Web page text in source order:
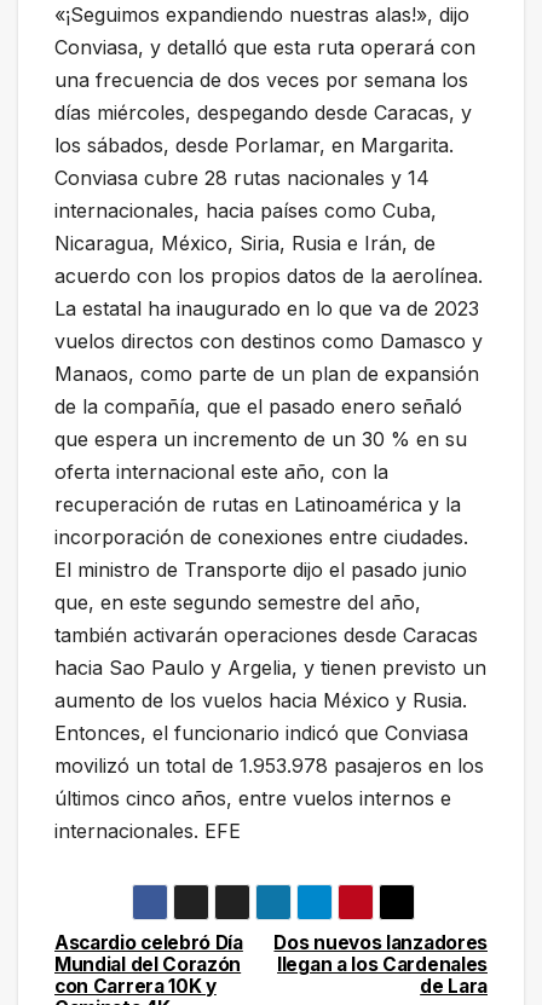
«¡Seguimos expandiendo nuestras alas!», dijo
Conviasa, y detalló que esta ruta operará con
una frecuencia de dos veces por semana los
días miércoles, despegando desde Caracas, y
los sábados, desde Porlamar, en Margarita.
Conviasa cubre 28 rutas nacionales y 14
internacionales, hacia países como Cuba,
Nicaragua, México, Siria, Rusia e Irán, de
acuerdo con los propios datos de la aerolínea.
La estatal ha inaugurado en lo que va de 2023
vuelos directos con destinos como Damasco y
Manaos, como parte de un plan de expansión
de la compañía, que el pasado enero señaló
que espera un incremento de un 30 % en su
oferta internacional este año, con la
recuperación de rutas en Latinoamérica y la
incorporación de conexiones entre ciudades.
El ministro de Transporte dijo el pasado junio
que, en este segundo semestre del año,
también activarán operaciones desde Caracas
hacia Sao Paulo y Argelia, y tienen previsto un
aumento de los vuelos hacia México y Rusia.
Entonces, el funcionario indicó que Conviasa
movilizó un total de 1.953.978 pasajeros en los
últimos cinco años, entre vuelos internos e
internacionales. EFE
Navegación
Dos nuevos lanzadores
llegan a los Cardenales
de Lara
Ascardio celebró Día
Mundial del Corazón
con Carrera 10K y